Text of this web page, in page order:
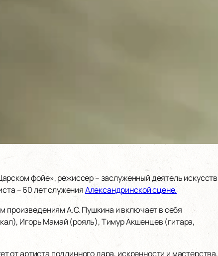
фойе», режиссер – заслуженный деятель искусств
– 60 лет служенияАлександринской сцене.
произведениям А.С. Пушкина и включает в себя
Игорь Мамай (рояль), Тимур Акшенцев (гитара,
от артиста подлинного дара, искренности и мастерства,